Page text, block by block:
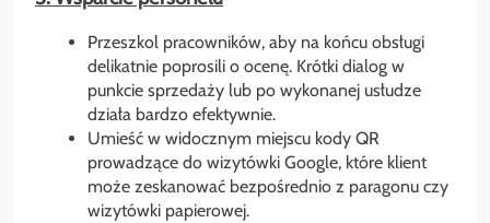
Przeszkol pracowników, aby na końcu obsługi
delikatnie poprosili o ocenę. Krótki dialog w
punkcie sprzedaży lub po wykonanej usłudze
działa bardzo efektywnie.
Umieść w widocznym miejscu kody QR
prowadzące do wizytówki Google, które klient
może zeskanować bezpośrednio z paragonu czy
wizytówki papierowej.